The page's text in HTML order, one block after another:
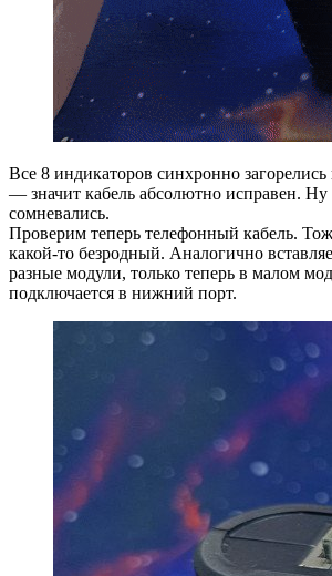
Все 8 индикаторов синхронно
— значит кабель абсолютно исправен.
сомневались.
Проверим теперь телефонный кабель.
какой-то безродный. Аналогично
разные модули, только теперь в малом
подключается в нижний порт.